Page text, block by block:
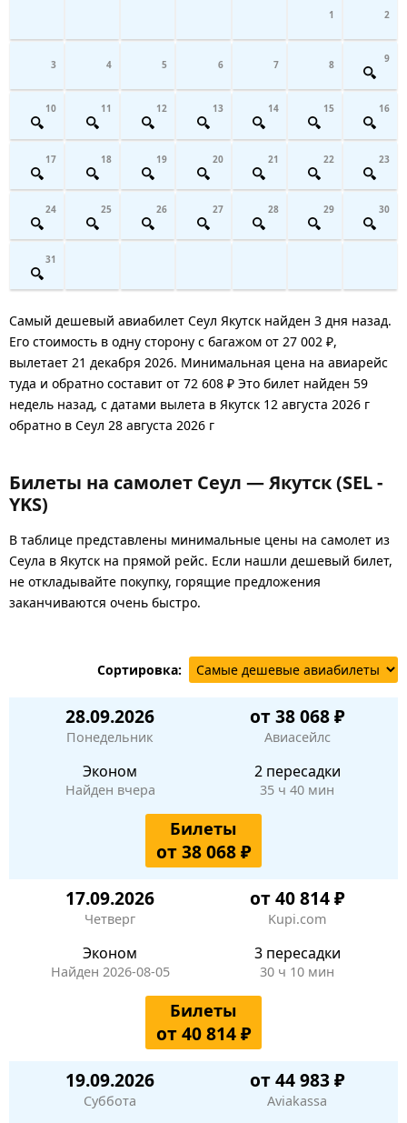
1 2
3 4 5 6 7 8 9
10 11 12 13 14 15 16
17 18 19 20 21 22 23
24 25 26 27 28 29 30
31
Самый дешевый авиабилет Сеул Якутск найден 3 дня назад.
Его стоимость в одну сторону с багажом от 27 002 ₽,
вылетает 21 декабря 2026. Минимальная цена на авиарейс
туда и обратно составит от 72 608 ₽ Это билет найден 59
недель назад, с датами вылета в Якутск 12 августа 2026 г
обратно в Сеул 28 августа 2026 г
Билеты на самолет Сеул — Якутск (SEL -
YKS)
В таблице представлены минимальные цены на самолет из
Сеула в Якутск на прямой рейс. Если нашли дешевый билет,
не откладывайте покупку, горящие предложения
заканчиваются очень быстро.
Сортировка:
28.09.2026
Понедельник
от 38 068 ₽
Авиасейлс
Эконом
Найден вчера
2 пересадки
35 ч 40 мин
Билеты
от 38 068 ₽
17.09.2026
Четверг
от 40 814 ₽
Kupi.com
Эконом
Найден 2026-08-05
3 пересадки
30 ч 10 мин
Билеты
от 40 814 ₽
19.09.2026
Суббота
от 44 983 ₽
Aviakassa